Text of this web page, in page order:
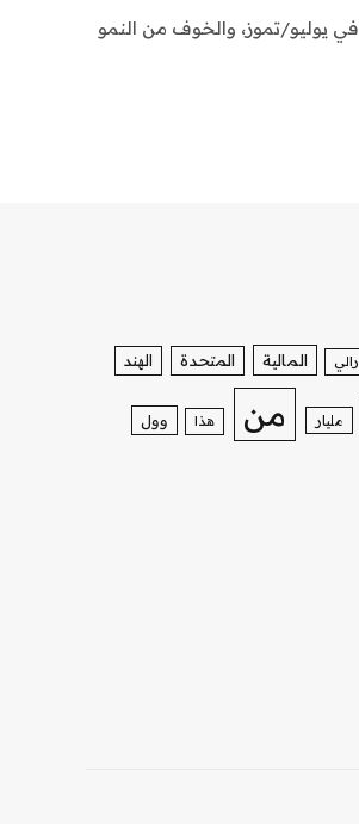
في يوليو/تموز، والخوف من النمو
المالية المتحدة الهند
مليار من هذا وول